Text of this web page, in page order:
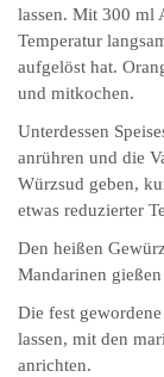
lassen. Mit 300 ml
Temperatur
aufgelöst hat.
und mitkochen.
Unterdessen
anrühren und die
Würzsud geben,
etwas reduzierter
Den heißen
Mandarinen
Die fest
lassen, mit den
anrichten.